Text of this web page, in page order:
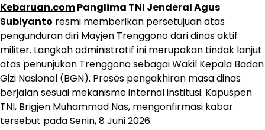
Kebaruan.comPanglima TNI Jenderal Agus
Subiyanto resmi memberikan persetujuan atas
pengunduran diri Mayjen Trenggono dari dinas aktif
militer. Langkah administratif ini merupakan tindak lanjut
atas penunjukan Trenggono sebagai Wakil Kepala Badan
Gizi Nasional (BGN). Proses pengakhiran masa dinas
berjalan sesuai mekanisme internal institusi. Kapuspen
TNI, Brigjen Muhammad Nas, mengonfirmasi kabar
tersebut pada Senin, 8 Juni 2026.